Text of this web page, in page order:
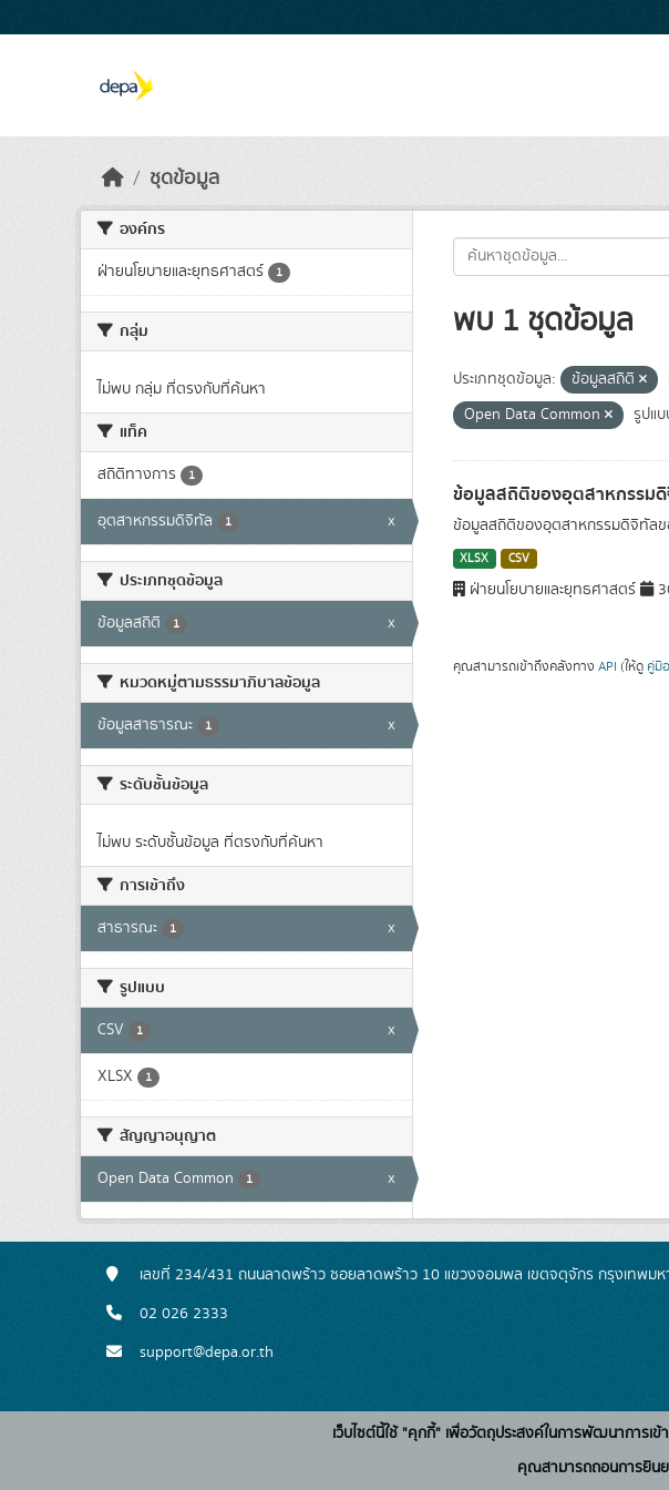
ชุดข้อมูล
องค์กร
ฝ่ายนโยบายและยุทธศาสตร์ 1
กลุ่ม
ไม่พบ กลุ่ม ที่ตรงกับที่ค้นหา
แท็ค
สถิติทางการ 1
อุตสาหกรรมดิจิทัล 1 x
ประเภทชุดข้อมูล
ข้อมูลสถิติ 1 x
หมวดหมู่ตามธรรมาภิบาลข้อมูล
ข้อมูลสาธารณะ 1 x
ระดับชั้นข้อมูล
ไม่พบ ระดับชั้นข้อมูล ที่ตรงกับที่ค้นหา
การเข้าถึง
สาธารณะ 1 x
รูปแบบ
CSV 1 x
XLSX 1
สัญญาอนุญาต
Open Data Common 1 x
พบ 1 ชุดข้อมูล
ประเภทชุดข้อมูล: ข้อมูลสถิติ
Open Data Common
รูปแ
ข้อมูลสถิติของอุตสาหกรรมดิ
ข้อมูลสถิติของอุตสาหกรรมดิจิทัลข
XLSX CSV
ฝ่ายนโยบายและยุทธศาสตร์
คุณสามารถเข้าถึงคลังทาง API (ให้ดู คู่มื
เลขที่ 234/431 ถนนลาดพร้าว ซอยลาดพร้าว 10 แขวงจอมพล เขตจตุจักร กรุงเทพม
02 026 2333
support@depa.or.th
เว็บไซต์นี้ใช้ "คุกกี้" เพื่อวัตถุประสงค์ในการพัฒนาการ
คุณสามารถถอนการยิน